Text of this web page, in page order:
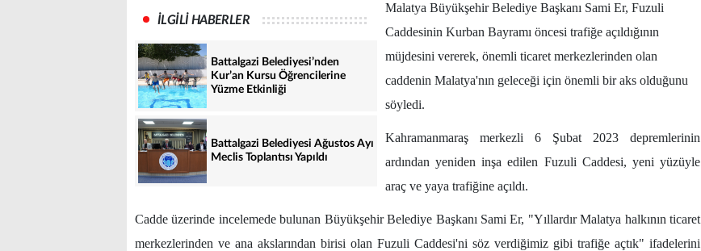
İLGİLİ HABERLER
Battalgazi Belediyesi’nden
Kur’an Kursu Öğrencilerine
Yüzme Etkinliği
Battalgazi Belediyesi Ağustos Ayı
Meclis Toplantısı Yapıldı
Malatya Büyükşehir Belediye Başkanı Sami Er, Fuzuli
Caddesinin Kurban Bayramı öncesi trafiğe açıldığının
müjdesini vererek, önemli ticaret merkezlerinden olan
caddenin Malatya'nın geleceği için önemli bir aks olduğunu
söyledi.
Kahramanmaraş merkezli 6 Şubat 2023 depremlerinin
ardından yeniden inşa edilen Fuzuli Caddesi, yeni yüzüyle
araç ve yaya trafiğine açıldı.
Cadde üzerinde incelemede bulunan Büyükşehir Belediye Başkanı Sami Er, "Yıllardır Malatya halkının ticaret
merkezlerinden ve ana akslarından birisi olan Fuzuli Caddesi'ni söz verdiğimiz gibi trafiğe açtık" ifadelerini